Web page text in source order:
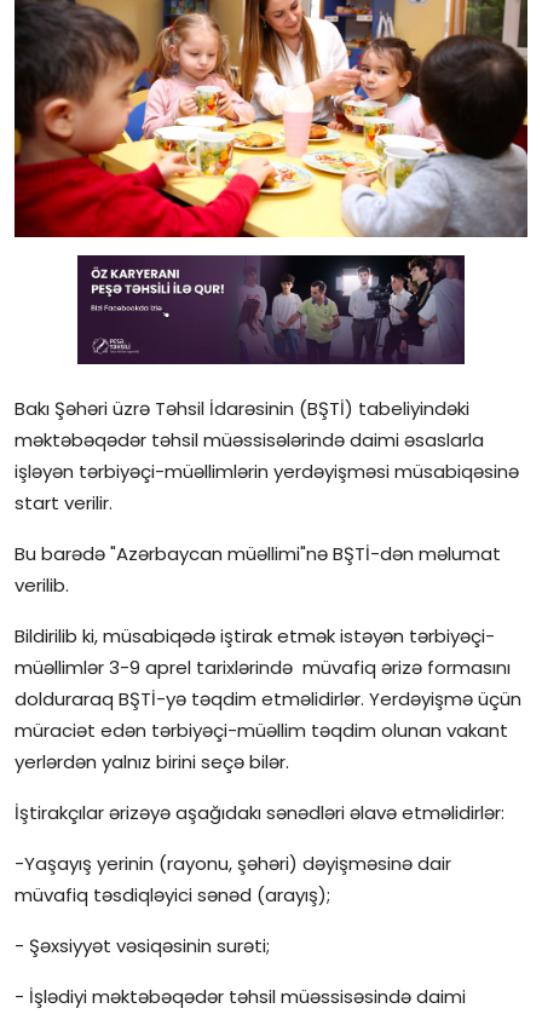
Rəsmi
Təhsil
Müsahibə
Elm və innovasiya
Reportaj
Pedaqogika
Regionlar
İctimai şura
Dünya
Bakı Şəhəri üzrə Təhsil İdarəsinin (BŞTİ) tabeliyindəki
məktəbəqədər təhsil müəssisələrində daimi əsaslarla
işləyən tərbiyəçi-müəllimlərin yerdəyişməsi müsabiqəsinə
start verilir.
Bu barədə "Azərbaycan müəllimi"nə BŞTİ-dən məlumat
verilib.
Bildirilib ki, müsabiqədə iştirak etmək istəyən tərbiyəçi-
müəllimlər 3-9 aprel tarixlərində müvafiq ərizə formasını
dolduraraq BŞTİ-yə təqdim etməlidirlər. Yerdəyişmə üçün
müraciət edən tərbiyəçi-müəllim təqdim olunan vakant
yerlərdən yalnız birini seçə bilər.
İştirakçılar ərizəyə aşağıdakı sənədləri əlavə etməlidirlər:
-Yaşayış yerinin (rayonu, şəhəri) dəyişməsinə dair
müvafiq təsdiqləyici sənəd (arayış);
- Şəxsiyyət vəsiqəsinin surəti;
- İşlədiyi məktəbəqədər təhsil müəssisəsində daimi